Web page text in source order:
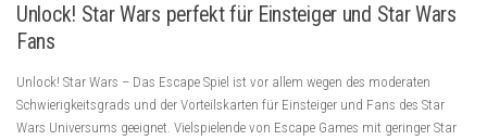
Unlock! Star Wars perfekt für Einsteiger und Star Wars
Fans
Unlock! Star Wars – Das Escape Spiel ist vor allem wegen des moderaten
Schwierigkeitsgrads und der Vorteilskarten für Einsteiger und Fans des Star
Wars Universums geeignet. Vielspielende von Escape Games mit geringer Star